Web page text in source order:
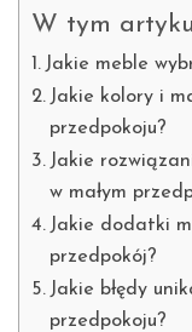
W tym
Jakie meble
Jakie kolory i
przedpokoju?
Jakie
w małym
Jakie dodatki
przedpokój?
Jakie błędy
przedpokoju?